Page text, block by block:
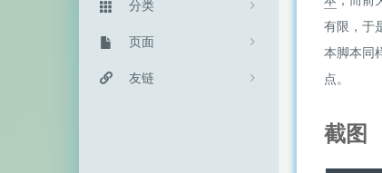
分类
333
主机教程
235
建站知识
页面
归档栏
友链
有限，于
本脚本同
点。
截图